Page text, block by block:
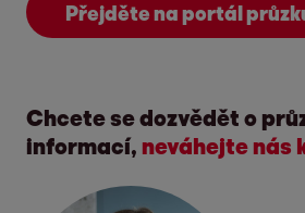
Přejděte na portál
Chcete se dozvědět o
informací, neváhejte nás